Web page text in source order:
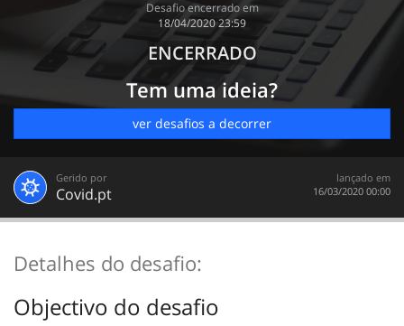
Desafio encerrado em
‎18/04/2020 23:59
ENCERRADO
Tem uma ideia?
ver desafios a decorrer
Gerido por
Covid.pt
lançado em
‎16/03/2020 00:00
Detalhes do desafio:
Objectivo do desafio